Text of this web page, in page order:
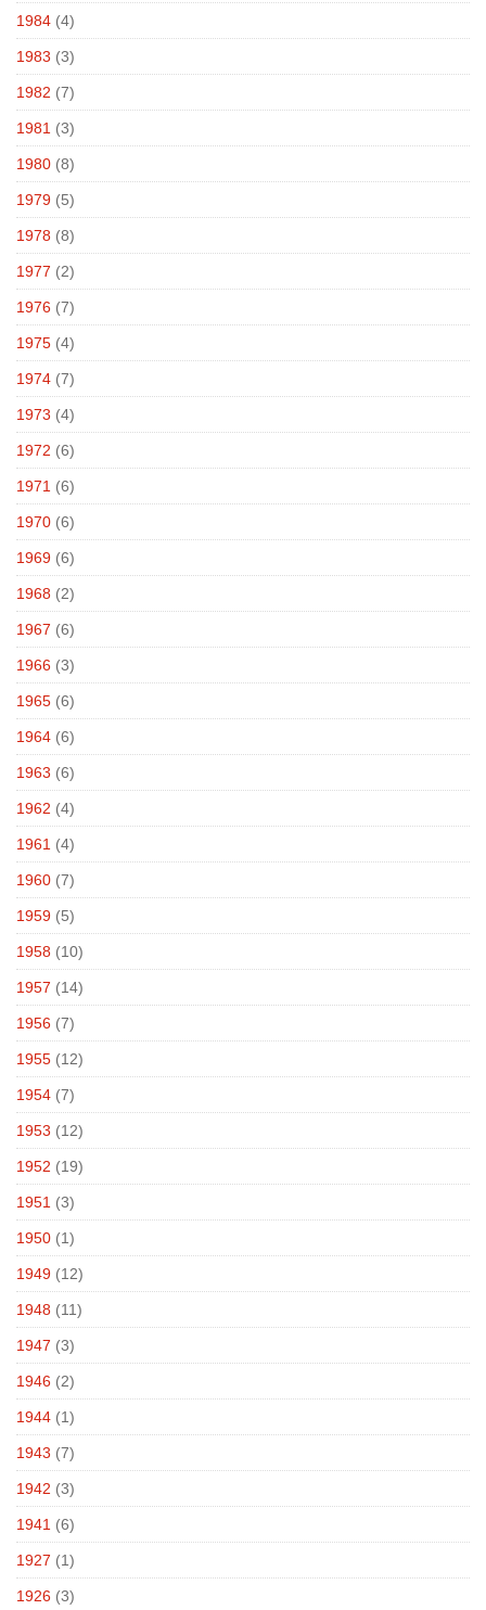
1984 (4)
1983 (3)
1982 (7)
1981 (3)
1980 (8)
1979 (5)
1978 (8)
1977 (2)
1976 (7)
1975 (4)
1974 (7)
1973 (4)
1972 (6)
1971 (6)
1970 (6)
1969 (6)
1968 (2)
1967 (6)
1966 (3)
1965 (6)
1964 (6)
1963 (6)
1962 (4)
1961 (4)
1960 (7)
1959 (5)
1958 (10)
1957 (14)
1956 (7)
1955 (12)
1954 (7)
1953 (12)
1952 (19)
1951 (3)
1950 (1)
1949 (12)
1948 (11)
1947 (3)
1946 (2)
1944 (1)
1943 (7)
1942 (3)
1941 (6)
1927 (1)
1926 (3)